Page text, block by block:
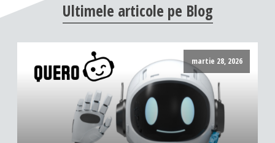
Ultimele articole pe Blog
martie 28, 2026